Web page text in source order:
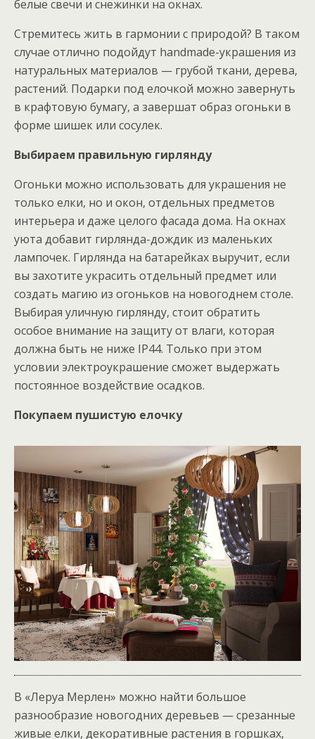
белые свечи и снежинки на окнах.
Стремитесь жить в гармонии с природой? В таком
случае отлично подойдут handmade-украшения из
натуральных материалов — грубой ткани, дерева,
растений. Подарки под елочкой можно завернуть
в крафтовую бумагу, а завершат образ огоньки в
форме шишек или сосулек.
Выбираем правильную гирлянду
Огоньки можно использовать для украшения не
только елки, но и окон, отдельных предметов
интерьера и даже целого фасада дома. На окнах
уюта добавит гирлянда-дождик из маленьких
лампочек. Гирлянда на батарейках выручит, если
вы захотите украсить отдельный предмет или
создать магию из огоньков на новогоднем столе.
Выбирая уличную гирлянду, стоит обратить
особое внимание на защиту от влаги, которая
должна быть не ниже IP44. Только при этом
условии электроукрашение сможет выдержать
постоянное воздействие осадков.
Покупаем пушистую елочку
В «Леруа Мерлен» можно найти большое
разнообразие новогодних деревьев — срезанные
живые елки, декоративные растения в горшках,